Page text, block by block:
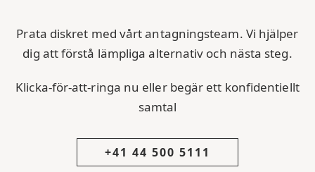
Prata diskret med vårt antagningsteam. Vi hjälper
dig att förstå lämpliga alternativ och nästa steg.
Klicka-för-att-ringa nu eller begär ett konfidentiellt
samtal
+41 44 500 5111